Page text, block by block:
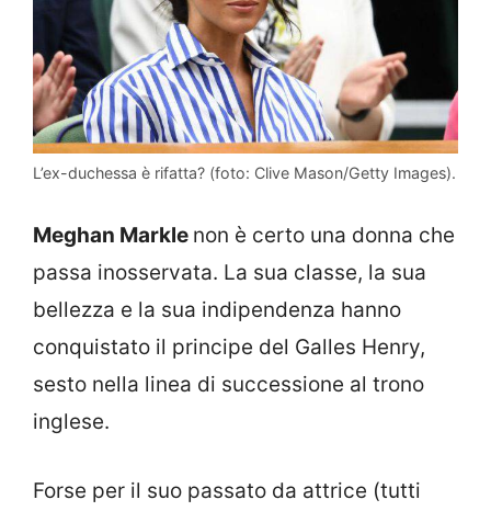
L’ex-duchessa è rifatta? (foto: Clive Mason/Getty Images).
Meghan Markle non è certo una donna che
passa inosservata. La sua classe, la sua
bellezza e la sua indipendenza hanno
conquistato il principe del Galles Henry,
sesto nella linea di successione al trono
inglese.
Forse per il suo passato da attrice (tutti